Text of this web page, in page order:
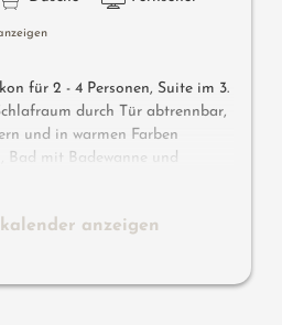
für 2 - 4 Personen, Suite im 3.
durch Tür abtrennbar,
und in warmen Farben
Bad mit Badewanne und
WC, Flat-TV, gratis W-Lan,
und Boxspringmatratzen
anzeigen